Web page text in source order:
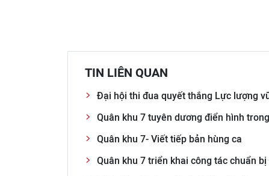
TIN LIÊN QUAN
Đại hội thi đua quyết thắng Lực lượng
Quân khu 7 tuyên dương điển hình
Quân khu 7- Viết tiếp bản hùng ca
Quân khu 7 triển khai công tác chuẩn